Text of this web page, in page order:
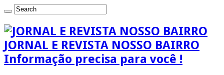
JORNAL E REVISTA NOSSO BAIRRO
Informação precisa para você !